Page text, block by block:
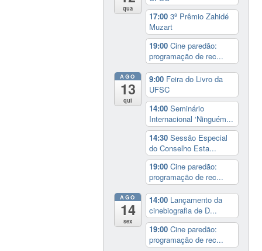
qua
17:003º Prêmio Zahidé
Muzart
19:00Cine paredão:
programação de rec...
AGO
13
qui
9:00 Feira do Livro da
UFSC
14:00Seminário
Internacional ‘Ninguém...
14:30Sessão Especial
do Conselho Esta...
19:00Cine paredão:
programação de rec...
AGO
14
sex
14:00 Lançamento da
cinebiografia de D...
19:00Cine paredão:
programação de rec...